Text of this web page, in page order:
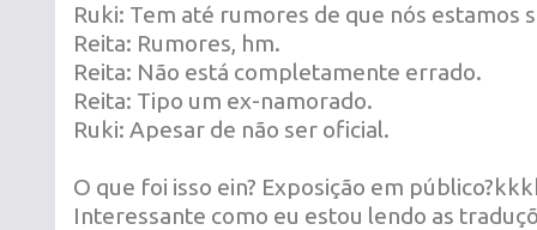
Ruki: Tem até rumores de que nós estamos
Reita: Rumores, hm.
Reita: Não está completamente errado.
Reita: Tipo um ex-namorado.
Ruki: Apesar de não ser oficial.
O que foi isso ein? Exposição em
Interessante como eu estou lendo as